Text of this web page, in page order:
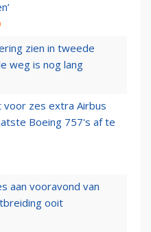
zien in tweede
weg is nog lang
voor zes extra Airbus
Boeing 757's af te
aan vooravond van
ooit